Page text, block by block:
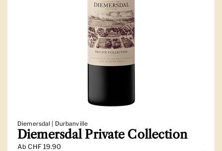
Diemersdal | Durbanville
Diemersdal Private Collection
AbCHF 19.90